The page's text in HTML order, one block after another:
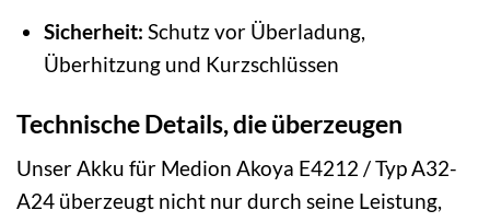
Sicherheit: Schutz vor Überladung,
Überhitzung und Kurzschlüssen
Technische Details, die überzeugen
Unser Akku für Medion Akoya E4212 / Typ A32-
A24 überzeugt nicht nur durch seine Leistung,